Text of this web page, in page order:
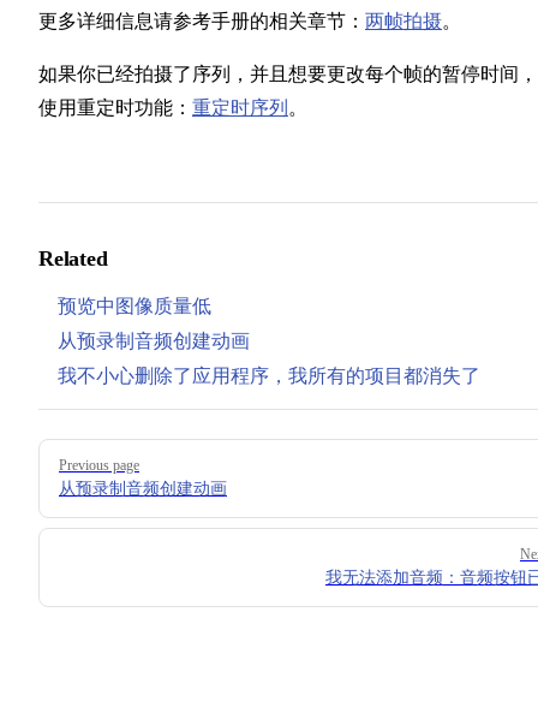
更多详细信息请参考手册的相关章节： 两帧拍摄。
如果你已经拍摄了序列，并且想要更改每个帧的暂停时间
使用重定时功能： 重定时序列 。
Related
预览中图像质量低
从预录制音频创建动画
我不小心删除了应用程序，我所有的项目都消失了
Pager
Previous page
从预录制音频创建动画
我无法添加音频：音频按钮